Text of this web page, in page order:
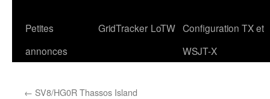
Petites
annonces
GridTracker LoTW Configuration TX et
WSJT-X
← SV8/HG0R Thassos Island